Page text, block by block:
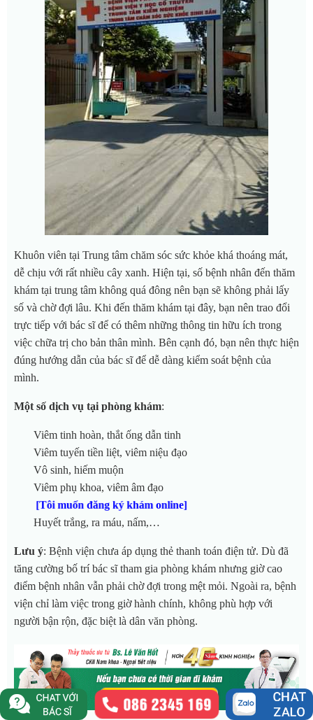
Khuôn viên tại Trung tâm chăm sóc sức khỏe khá thoáng mát,
dễ chịu với rất nhiều cây xanh. Hiện tại, số bệnh nhân đến thăm
khám tại trung tâm không quá đông nên bạn sẽ không phải lấy
số và chờ đợi lâu. Khi đến thăm khám tại đây, bạn nên trao đổi
trực tiếp với bác sĩ để có thêm những thông tin hữu ích trong
việc chữa trị cho bản thân mình. Bên cạnh đó, bạn nên thực hiện
đúng hướng dẫn của bác sĩ để dễ dàng kiểm soát bệnh của
mình.
Một số dịch vụ tại phòng khám:
Viêm tinh hoàn, thắt ống dẫn tinh
Viêm tuyến tiền liệt, viêm niệu đạo
Vô sinh, hiếm muộn
Viêm phụ khoa, viêm âm đạo
[Tôi muốn đăng ký khám online]
Huyết trắng, ra máu, nấm,…
Lưu ý: Bệnh viện chưa áp dụng thẻ thanh toán điện tử. Dù đã
tăng cường bố trí bác sĩ tham gia phòng khám nhưng giờ cao
điểm bệnh nhân vẫn phải chờ đợi trong mệt mỏi. Ngoài ra, bệnh
viện chỉ làm việc trong giờ hành chính, không phù hợp với
người bận rộn, đặc biệt là dân văn phòng.